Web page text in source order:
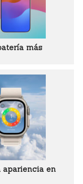
más
apariencia en